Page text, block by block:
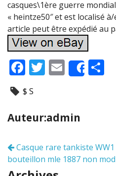
casques\1ère guerre
« heintze50″ et est localisé à/
article peut être expédié au
F
ac
e
b
o
k
T
er
E
m
l
Share
$ S
Auteur:admin
Navigation
des
articles
Casque rare tankiste
bouteillon mle 1887 non